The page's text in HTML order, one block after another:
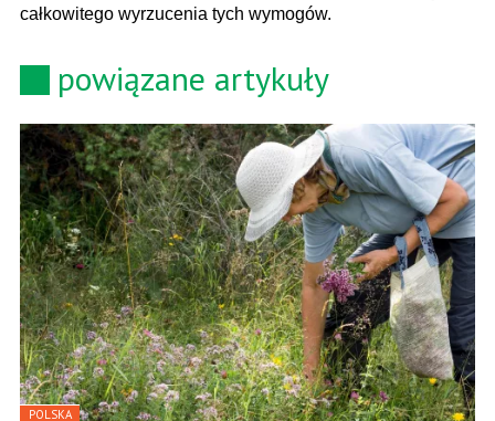
całkowitego wyrzucenia tych wymogów.
powiązane artykuły
POLSKA